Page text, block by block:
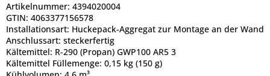
Artikelnummer: 4394020004
GTIN: 4063377156578
Installationsart: Huckepack-Aggregat zur Montage an der Wand
Anschlussart: steckerfertig
Kältemittel: R-290 (Propan) GWP100 AR5 3
Kältemittel Füllemenge: 0,15 kg (150 g)